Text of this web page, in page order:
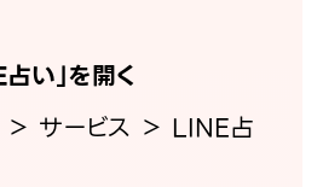
い」を開く
サービス ＞ LINE占